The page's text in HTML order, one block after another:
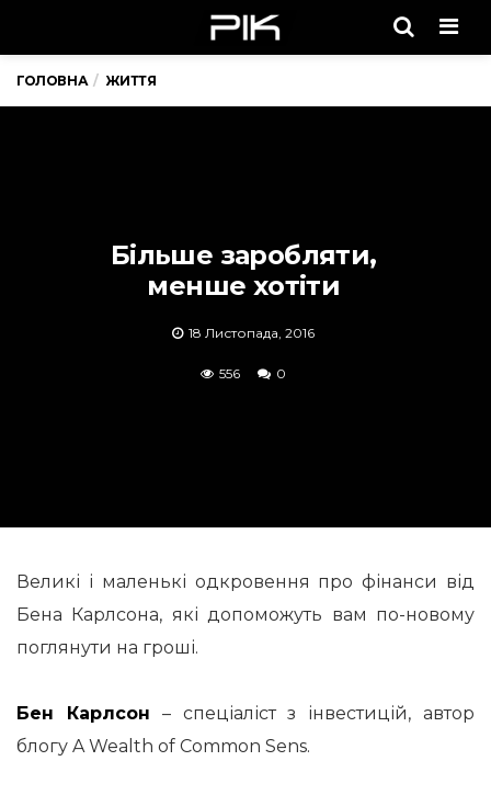
ГОЛОВНА ЖИТТЯ
Більше заробляти,
менше хотіти
18 Листопада, 2016
556 0
Великі і маленькі одкровення про фінанси від
Бена Карлсона, які допоможуть вам по-новому
поглянути на гроші.
Бен Карлсон – cпеціаліст з інвестицій, автор
блогу A Wealth of Common Sens.